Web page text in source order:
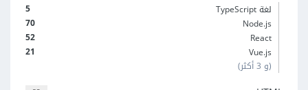
5
لغة TypeScript
70
Node.js
52
React
21
Vue.js
(و 3 أكثر)